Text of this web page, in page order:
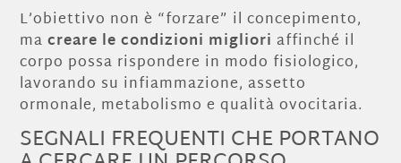
L’obiettivo non è “forzare” il concepimento,
macreare le condizioni migliori affinché il
corpo possa rispondere in modo fisiologico,
lavorando su infiammazione, assetto
ormonale, metabolismo e qualità ovocitaria.
SEGNALI FREQUENTI CHE PORTANO